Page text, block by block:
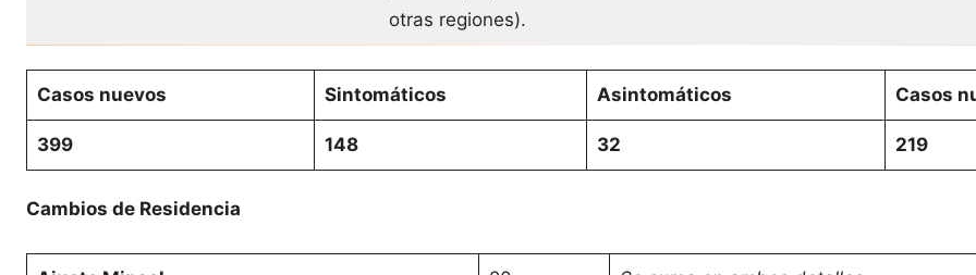
otras regiones).
Casos nuevos Sintomáticos Asintomáticos Casos
399 148 32 219
Cambios de Residencia